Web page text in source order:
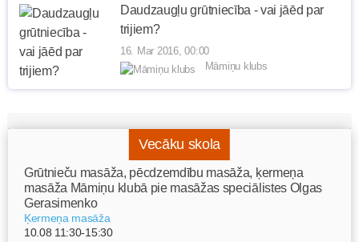
Daudzaugļu grūtniecība - vai jāēd par
trijiem?
16. Mar 2016, 00:00
Māmiņu klubs
Vecāku skola
Grūtnieču masāža, pēcdzemdību masāža, ķermeņa
masāža Māmiņu klubā pie masāžas speciālistes Olgas
Gerasimenko
Ķermeņa masāža
10.08 11:30-15:30